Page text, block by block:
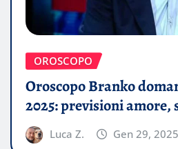
OROSCOPO
Oroscopo Branko
2025: previsioni amore,
Luca Z. Gen 29, 2025